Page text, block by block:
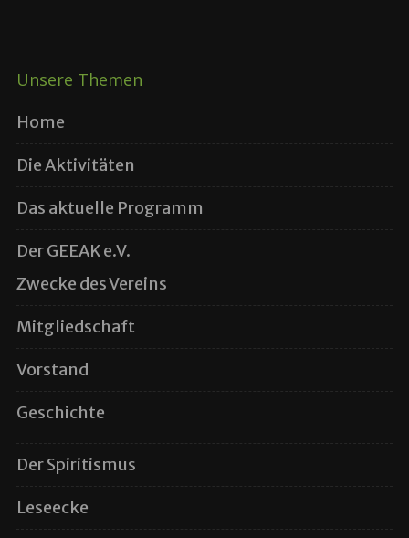
Unsere Themen
Home
Die Aktivitäten
Das aktuelle Programm
Der GEEAK e.V.
Zwecke des Vereins
Mitgliedschaft
Vorstand
Geschichte
Der Spiritismus
Leseecke